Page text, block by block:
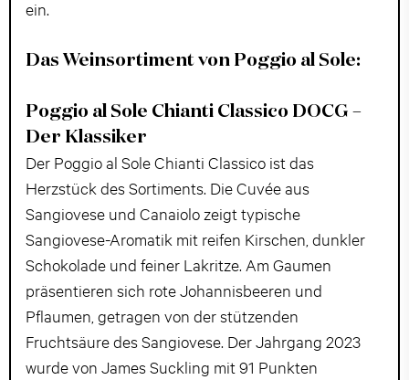
ein.
Das Weinsortiment von Poggio al Sole:
Poggio al Sole Chianti Classico DOCG –
Der Klassiker
Der Poggio al Sole Chianti Classico ist das
Herzstück des Sortiments. Die Cuvée aus
Sangiovese und Canaiolo zeigt typische
Sangiovese-Aromatik mit reifen Kirschen, dunkler
Schokolade und feiner Lakritze. Am Gaumen
präsentieren sich rote Johannisbeeren und
Pflaumen, getragen von der stützenden
Fruchtsäure des Sangiovese. Der Jahrgang 2023
wurde von James Suckling mit 91 Punkten